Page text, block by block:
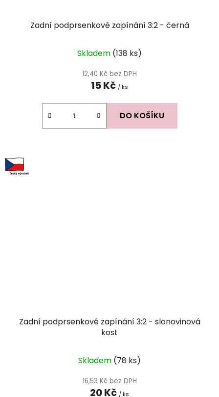
Zadní podprsenkové zapínání 3:2 - černá
Skladem (138 ks)
12,40 Kč bez DPH
15 Kč / ks
DO KOŠÍKU
Zadní podprsenkové zapínání 3:2 - slonovinová
kost
Skladem (78 ks)
16,53 Kč bez DPH
20 Kč / ks